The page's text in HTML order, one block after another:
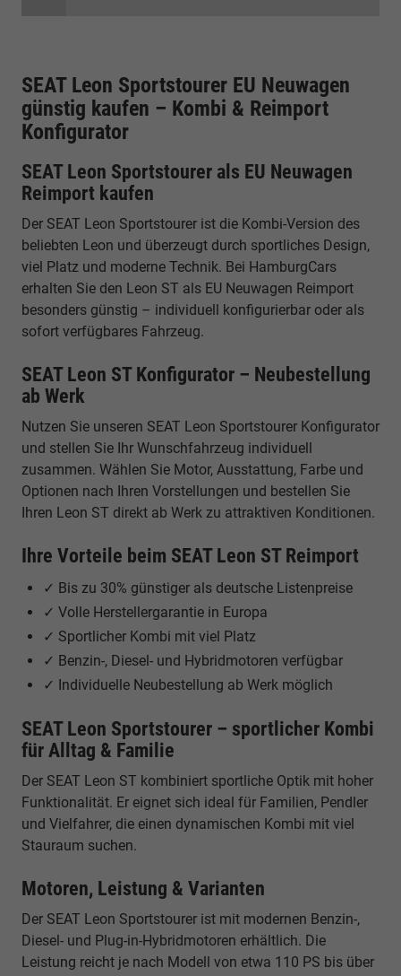
SEAT Leon Sportstourer EU Neuwagen
günstig kaufen – Kombi & Reimport
Konfigurator
SEAT Leon Sportstourer als EU Neuwagen
Reimport kaufen
Der SEAT Leon Sportstourer ist die Kombi-Version des
beliebten Leon und überzeugt durch sportliches Design,
viel Platz und moderne Technik. Bei HamburgCars
erhalten Sie den Leon ST als EU Neuwagen Reimport
besonders günstig – individuell konfigurierbar oder als
sofort verfügbares Fahrzeug.
SEAT Leon ST Konfigurator – Neubestellung
ab Werk
Nutzen Sie unseren SEAT Leon Sportstourer Konfigurator
und stellen Sie Ihr Wunschfahrzeug individuell
zusammen. Wählen Sie Motor, Ausstattung, Farbe und
Optionen nach Ihren Vorstellungen und bestellen Sie
Ihren Leon ST direkt ab Werk zu attraktiven Konditionen.
Ihre Vorteile beim SEAT Leon ST Reimport
✓ Bis zu 30% günstiger als deutsche Listenpreise
✓ Volle Herstellergarantie in Europa
✓ Sportlicher Kombi mit viel Platz
✓ Benzin-, Diesel- und Hybridmotoren verfügbar
✓ Individuelle Neubestellung ab Werk möglich
SEAT Leon Sportstourer – sportlicher Kombi
für Alltag & Familie
Der SEAT Leon ST kombiniert sportliche Optik mit hoher
Funktionalität. Er eignet sich ideal für Familien, Pendler
und Vielfahrer, die einen dynamischen Kombi mit viel
Stauraum suchen.
Motoren, Leistung & Varianten
Der SEAT Leon Sportstourer ist mit modernen Benzin-,
Diesel- und Plug-in-Hybridmotoren erhältlich. Die
Leistung reicht je nach Modell von etwa 110 PS bis über